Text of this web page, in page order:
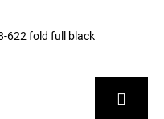
622 fold full black